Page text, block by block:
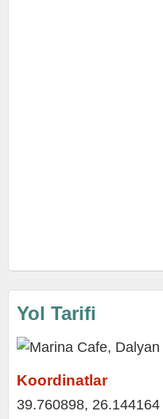
Yol Tarifi
Koordinatlar
39.760898, 26.144164